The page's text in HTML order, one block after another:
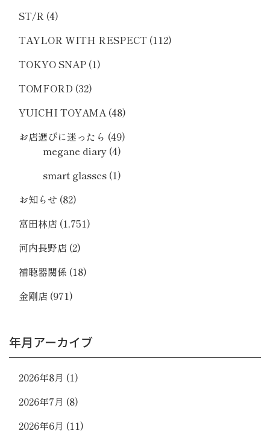
ST/R (4)
TAYLOR WITH RESPECT (112)
TOKYO SNAP (1)
TOMFORD (32)
YUICHI TOYAMA(48)
お店選びに迷ったら (49)
megane diary (4)
smart glasses (1)
お知らせ (82)
富田林店 (1,751)
河内長野店 (2)
補聴器関係 (18)
金剛店 (971)
年月アーカイブ
2026年8月 (1)
2026年7月 (8)
2026年6月 (11)